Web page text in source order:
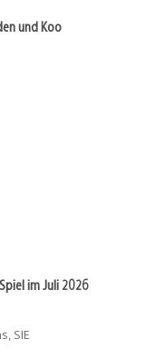
und Koo
im Juli 2026
SIE